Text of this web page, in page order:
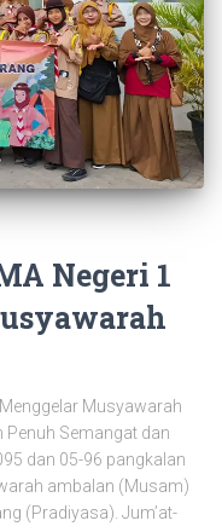
Negeri 1
Musyawarah
Semangat dan
dan 05-96 pangkalan
ambalan (Musam)
(Pradiyasa). Jum’at-